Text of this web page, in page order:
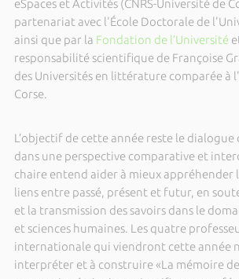
eSpaces et Activités (CNRS-Université de
partenariat avec l'École Doctorale de
ainsi que par la Fondation de l’Université
responsabilité scientifique de Françoise
des Universités en littérature comparée à
Corse.
L’objectif de cette année reste le dialogue
dans une perspective comparative et
chaire entend aider à mieux appréhender
liens entre passé, présent et futur, en
et la transmission des savoirs dans le
et sciences humaines. Les quatre
internationale qui viendront cette année
interpréter et à construire «La mémoire